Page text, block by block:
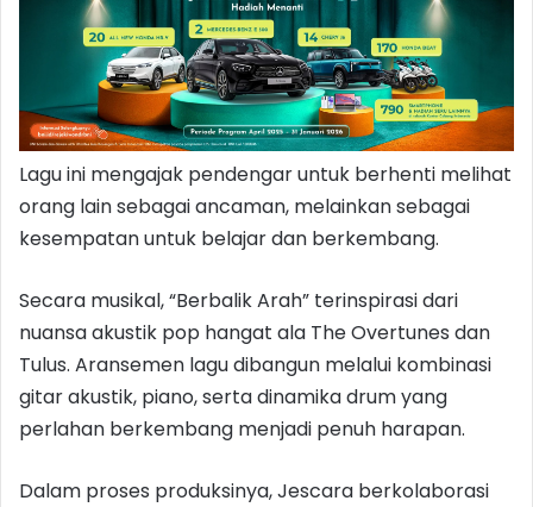
Lagu ini mengajak pendengar untuk berhenti melihat
orang lain sebagai ancaman, melainkan sebagai
kesempatan untuk belajar dan berkembang.
Secara musikal, “Berbalik Arah” terinspirasi dari
nuansa akustik pop hangat ala The Overtunes dan
Tulus. Aransemen lagu dibangun melalui kombinasi
gitar akustik, piano, serta dinamika drum yang
perlahan berkembang menjadi penuh harapan.
Dalam proses produksinya, Jescara berkolaborasi